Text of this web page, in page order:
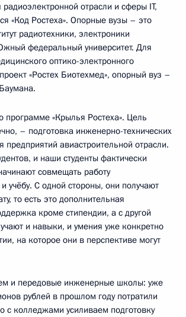
отрасли и сферы IT,
«Код Ростеха». Опорные вузы – это
радиотехники, электроники
федеральный университет. Для
оптико-электронного
«Ростех Биотехмед», опорный вуз –
программе «Крылья Ростеха». Цель
– подготовка инженерно-технических
предприятий авиастроительной отрасли.
и наши студенты фактически
совмещать работу
учёбу. С одной стороны, они получают
то есть это дополнительная
кроме стипендии, а с другой
и навыки, и умения уже конкретно
на которое они в перспективе могут
и передовые инженерные школы: уже
рублей в прошлом году потратили
с колледжами усиливаем подготовку